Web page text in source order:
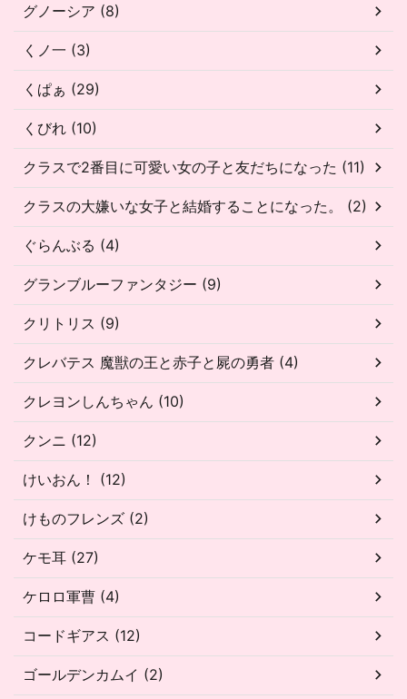
グノーシア (8)
くノ一 (3)
くぱぁ (29)
くびれ (10)
クラスで2番目に可愛い女の子と友だちになった (11)
クラスの大嫌いな女子と結婚することになった。 (2)
ぐらんぶる (4)
グランブルーファンタジー (9)
クリトリス (9)
クレバテス 魔獣の王と赤子と屍の勇者 (4)
クレヨンしんちゃん (10)
クンニ (12)
けいおん！ (12)
けものフレンズ (2)
ケモ耳 (27)
ケロロ軍曹 (4)
コードギアス (12)
ゴールデンカムイ (2)